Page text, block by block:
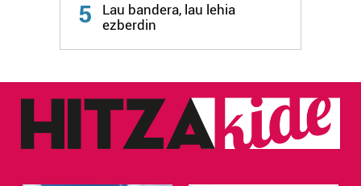
fitxategiak erabiltzen ditu. Zure esperientzia eta
zerbitzuak hobetzeko asmoz, cookie teknologiaz
baliatzen gara. Ohar hau onartuz gero, teknologia hori
5
Lau bandera, lau lehia
ezberdin